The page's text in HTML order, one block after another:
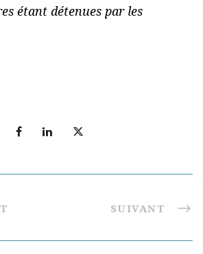
étant détenues par les
SUIVANT